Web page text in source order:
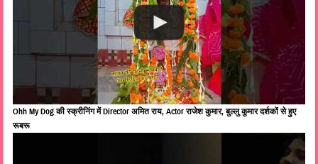
Ohh My Dog की स्क्रीनिंग में Director अमित राय, Actor राजेश कुमार, बुल्लु कुमार दर्शकों से हुए
रूबरू